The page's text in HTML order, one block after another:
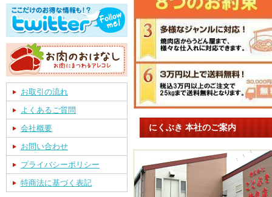
お取引の流れ
よくあるご質問
会社概要
お問い合わせ
プライバシーポリシー
特商法に基づく表記
にくぶき 本社のご案内